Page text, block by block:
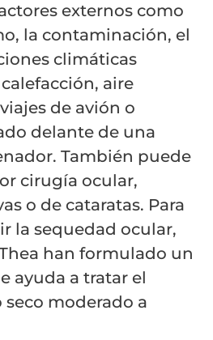
externos como
la contaminación, el
climáticas
aire
de avión o
delante de una
También puede
cirugía ocular,
o de cataratas. Para
la sequedad ocular,
han formulado un
ayuda a tratar el
moderado a